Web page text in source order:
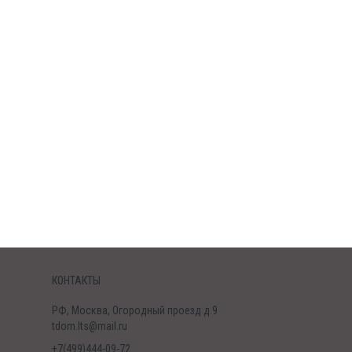
КОНТАКТЫ
РФ, Москва, Огородный проезд д.9
tdom.lts@mail.ru
+7(499)444-09-72